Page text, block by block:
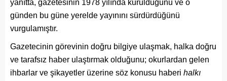
yanıtta, gazetesinin 1978 yılında kurulduğunu ve o
günden bu güne yerelde yayınını sürdürdüğünü
vurgulamıştır.
Gazetecinin görevinin doğru bilgiye ulaşmak, halka doğru
ve tarafsız haber ulaştırmak olduğunu; okurlardan gelen
ihbarlar ve şikayetler üzerine söz konusu haberi halkı